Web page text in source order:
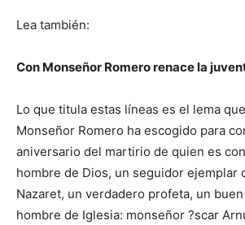
Lea también:
Con Monseñor Romero renace la
Lo que titula estas líneas es el lema
Monseñor Romero ha escogido para
aniversario del martirio de quien es
hombre de Dios, un seguidor ejemplar
Nazaret, un verdadero profeta, un
hombre de Iglesia: monseñor ?scar